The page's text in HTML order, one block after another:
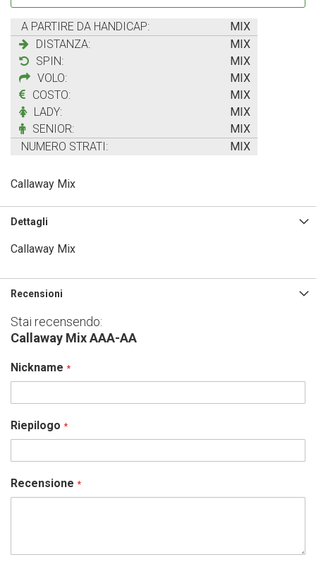
A PARTIRE DA HANDICAP:
MIX
DISTANZA:
MIX
SPIN:
MIX
VOLO:
MIX
COSTO:
MIX
LADY:
MIX
SENIOR:
MIX
NUMERO STRATI:
MIX
Callaway Mix
Dettagli
Callaway Mix
Recensioni
Stai recensendo:
Callaway Mix AAA-AA
Nickname
Riepilogo
Recensione